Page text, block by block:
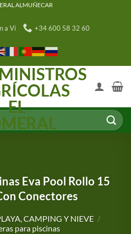
ALMUÑECAR
a Vi +34 600 58 32 60
EL
Eva Pool Rollo 15
Conectores
CAMPING Y NIEVE /
para piscinas